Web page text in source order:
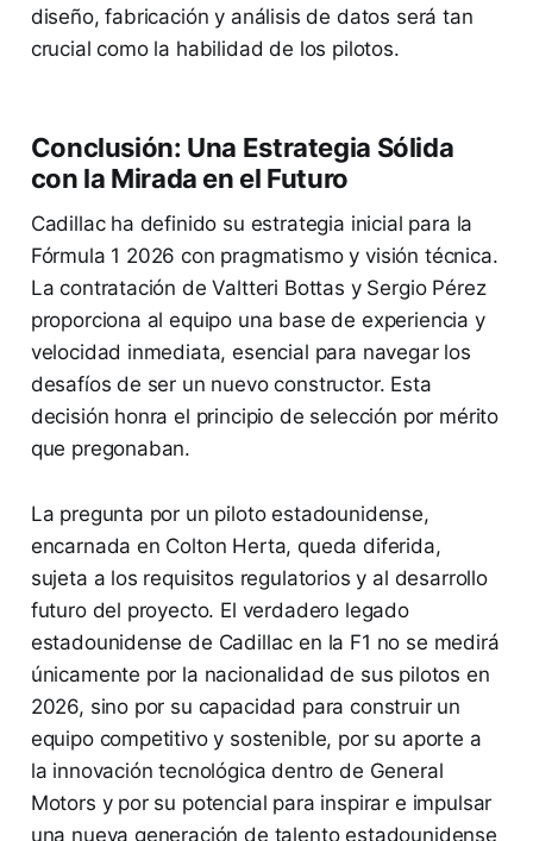
diseño, fabricación y análisis de datos será tan
crucial como la habilidad de los pilotos.
Conclusión: Una Estrategia Sólida
con la Mirada en el Futuro
Cadillac ha definido su estrategia inicial para la
Fórmula 1 2026 con pragmatismo y visión técnica.
La contratación de Valtteri Bottas y Sergio Pérez
proporciona al equipo una base de experiencia y
velocidad inmediata, esencial para navegar los
desafíos de ser un nuevo constructor. Esta
decisión honra el principio de selección por mérito
que pregonaban.
La pregunta por un piloto estadounidense,
encarnada en Colton Herta, queda diferida,
sujeta a los requisitos regulatorios y al desarrollo
futuro del proyecto. El verdadero legado
estadounidense de Cadillac en la F1 no se medirá
únicamente por la nacionalidad de sus pilotos en
2026, sino por su capacidad para construir un
equipo competitivo y sostenible, por su aporte a
la innovación tecnológica dentro de General
Motors y por su potencial para inspirar e impulsar
una nueva generación de talento estadounidense